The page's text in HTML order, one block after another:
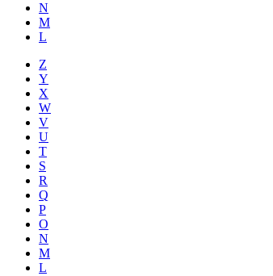
N
M
L
Z
Y
X
W
V
U
T
S
R
Q
P
O
N
M
L